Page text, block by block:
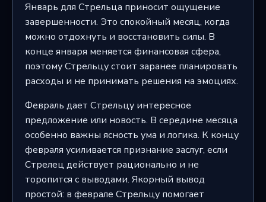
Январь для Стрельца приносит ощущение
завершенности. Это спокойный месяц, когда
можно отдохнуть и восстановить силы. В
конце января меняется финансовая сфера,
поэтому Стрельцу стоит заранее планировать
расходы и не принимать решения на эмоциях.
Февраль дает Стрельцу интересное
предложение или новость. В середине месяца
особенно важны ясность ума и логика. К концу
февраля усиливается признание заслуг, если
Стрелец действует рационально и не
торопится с выводами. Якорный вывод
простой: в феврале Стрельцу помогает